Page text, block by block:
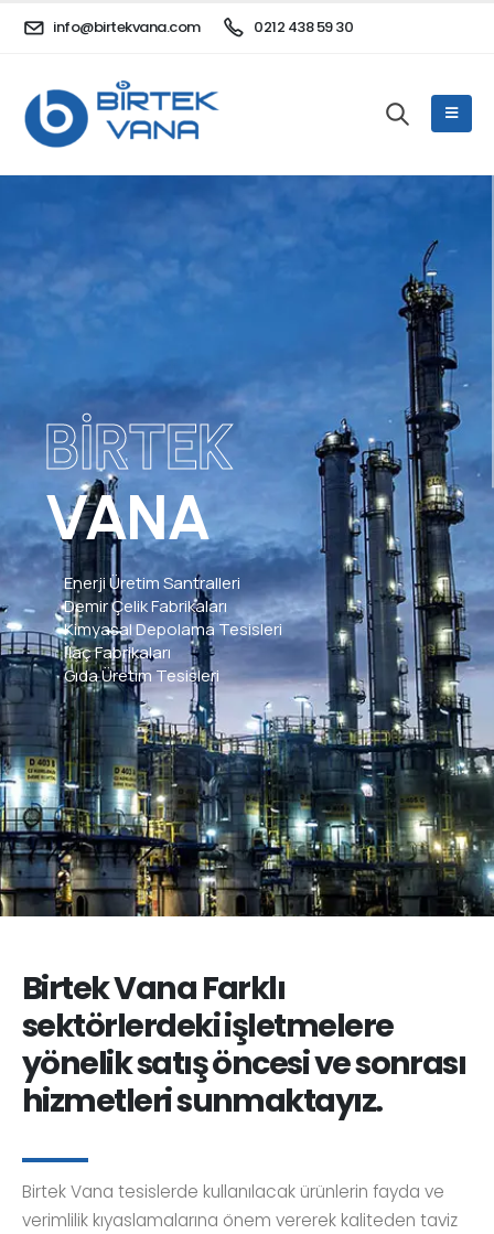
info@birtekvana.com 0212 438 59 30
BİRTEK
VANA
Enerji Üretim Santralleri
Demir Çelik Fabrikaları
Kimyasal Depolama Tesisleri
İlaç Fabrikaları
Gıda Üretim Tesisleri
Birtek Vana Farklı
sektörlerdeki işletmelere
yönelik satış öncesi ve sonrası
hizmetleri sunmaktayız.
Birtek Vana tesislerde kullanılacak ürünlerin fayda ve
verimlilik kıyaslamalarına önem vererek kaliteden taviz